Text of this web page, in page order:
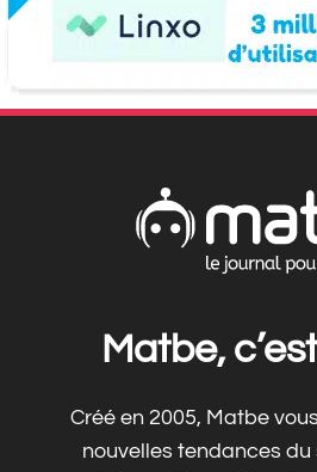
Matbe,
Créé en 2005, Matbe
nouvelles tendances